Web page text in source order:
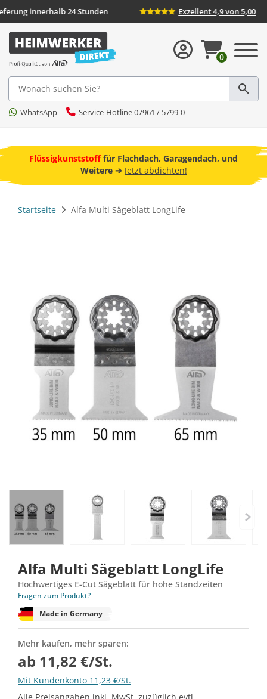
Lieferung innerhalb 24 Stunden Exzellent 4,9
Suche
WhatsApp Service-Hotline 07961 / 5799-0
0
Flüssigkunststofffür Flachdach, Garagendach, und
Weitere ➔ Jetzt abdichten!
Startseite Alfa Multi Sägeblatt LongLife
Alfa Multi Sägeblatt LongLife
Hochwertiges E-Cut Sägeblatt für hohe Standzeiten
Fragen zum Produkt?
Made in Germany
Mehr kaufen, mehr sparen:
ab 11,82 €/St.
Mit Kundenkonto 11,23 €/St.
Alle Preisangaben inkl. MwSt. zuzüglich evtl.